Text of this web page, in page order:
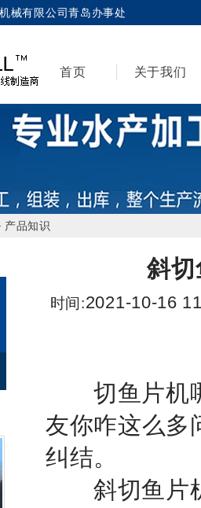
械有限公司青岛办事处
首页 关于我们
产品知识
斜切
时间:2021-10-16
切鱼片机哪
友你咋这么多
纠结。
斜切鱼片机